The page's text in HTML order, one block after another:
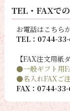
TEL・FAXで
お電話はこちら
TEL：0744-33-
【FAX注文用紙
●一般ギフト用
●名入れFAXご
FAX：0744-